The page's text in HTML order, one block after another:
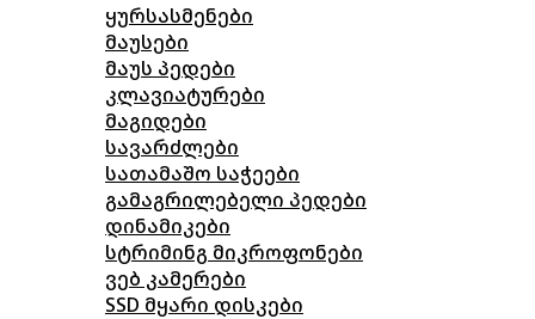
ყურსასმენები
მაუსები
მაუს პედები
კლავიატურები
მაგიდები
სავარძლები
სათამაშო საჭეები
გამაგრილებელი პედები
დინამიკები
სტრიმინგ მიკროფონები
ვებ კამერები
SSD მყარი დისკები